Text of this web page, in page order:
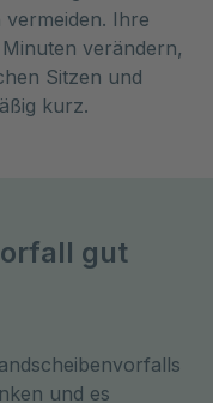
Ihre
verändern,
Sitzen und
kurz.
gut
und es